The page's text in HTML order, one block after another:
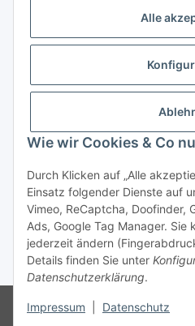
Alle
Wie wir Cookies & Co
Durch Klicken auf „Alle
Einsatz folgender Dienste auf
Vimeo, ReCaptcha, Doofinder,
Ads, Google Tag Manager. Sie
jederzeit ändern
Details finden Sie unter
Datenschutzerklärung.
Impressum Datenschutz
Gesetzliche Informationen
Bestellung
* Alle Preise inkl. gesetzlicher USt., zzgl.
Besucherzähler: 75676425